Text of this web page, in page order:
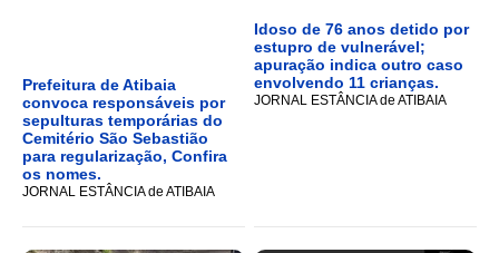
Prefeitura de Atibaia
convoca responsáveis por
sepulturas temporárias do
Cemitério São Sebastião
para regularização, Confira
os nomes.
JORNAL ESTÂNCIA de ATIBAIA
Idoso de 76 anos detido por
estupro de vulnerável;
apuração indica outro caso
envolvendo 11 crianças.
JORNAL ESTÂNCIA de ATIBAIA